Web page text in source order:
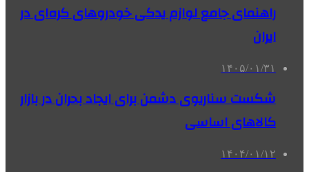
راهنمای جامع لوازم یدکی خودروهای کره‌ای در
ایران
۱۴۰۵/۰۱/۳۱
شکست سناریوی دشمن برای ایجاد بحران در بازار
کالاهای اساسی
۱۴۰۴/۰۱/۱۲